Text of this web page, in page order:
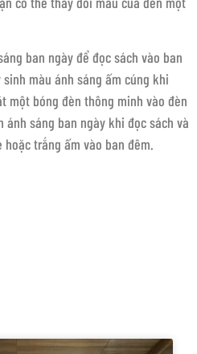
ban ngày để đọc sách vào ban
màu ánh sáng ấm cúng khi
một bóng đèn thông minh vào đèn
sáng ban ngày khi đọc sách và
trắng ấm vào ban đêm.